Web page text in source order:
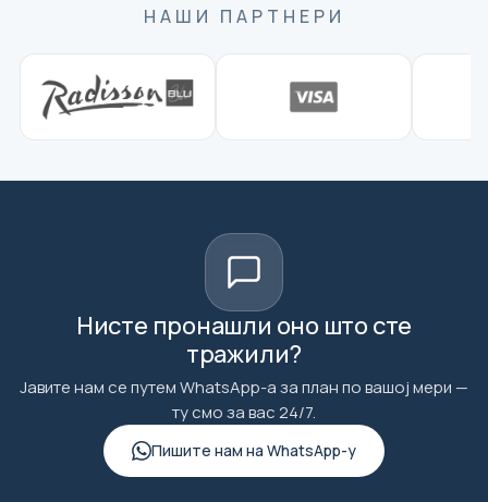
НАШИ ПАРТНЕРИ
Нисте пронашли оно што сте
тражили?
Јавите нам се путем WhatsApp-а за план по вашој мери —
ту смо за вас 24/7.
Пишите нам на WhatsApp-у